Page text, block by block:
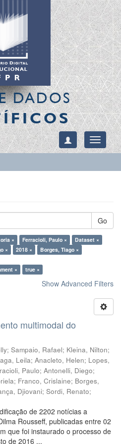
DADOS
Toggle
Go
× Ferracioli, Paulo ×
Dataset ×
× 2018 ×
Borges, Tiago ×
×
true ×
Show Advanced Filters
multimodal do
; Sampaio, Rafael; Kleina, Nilton;
Leila; Anacleto, Helen; Lopes,
Paulo; Antonelli, Diego;
; Franco, Crislaine; Borges,
Djiovani; Sordi, Renato;
de 2202 notícias a
Rousseff, publicadas entre 02
que foi instaurado o processo de
de 2016 ...